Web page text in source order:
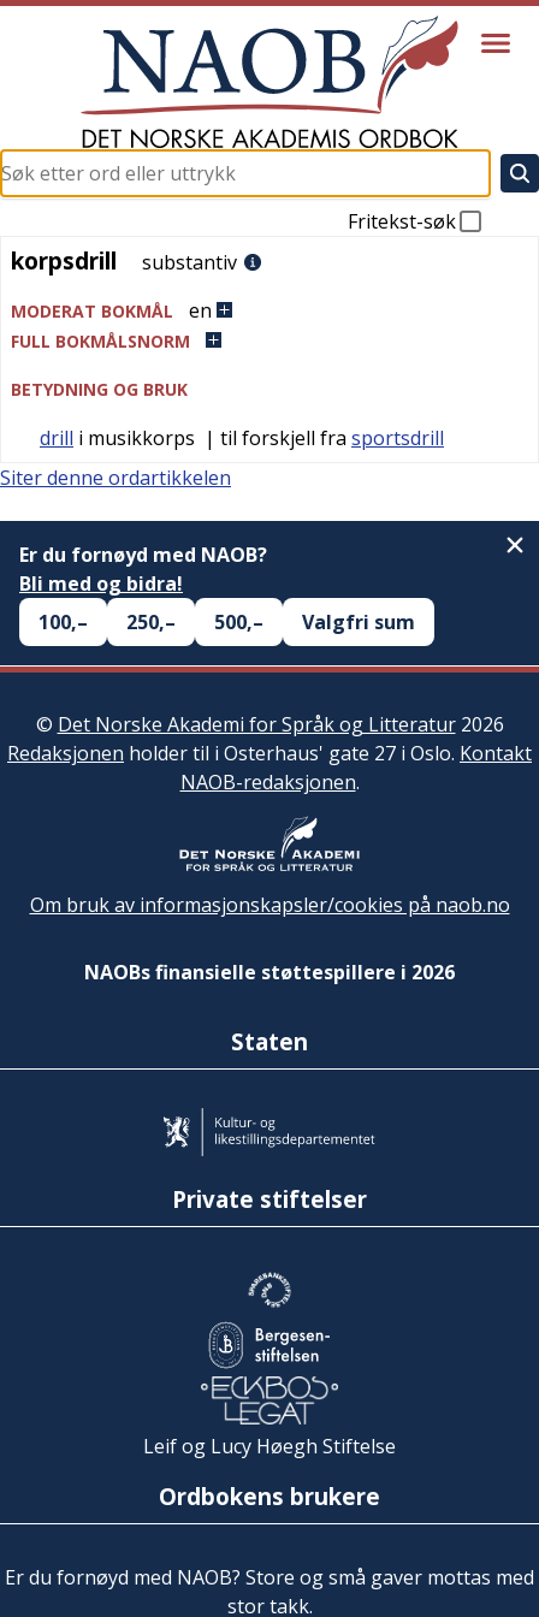
Fritekst-søk
korpsdrill
korpsdrill substantiv
MODERAT BOKMÅL en
FULL BOKMÅLSNORM
BETYDNING OG BRUK
drill i musikkorps | til forskjell fra sportsdrill
Siter denne ordartikkelen
Er du fornøyd med NAOB?
Bli med og bidra!
100,–
250,– 500,– Valgfri sum
© Det Norske Akademi for Språk og Litteratur2026
Redaksjonen holder til i Osterhaus' gate 27 i Oslo. Kontakt
NAOB-redaksjonen.
Om bruk av informasjonskapsler/cookies på naob.no
NAOBs finansielle støttespillere i 2026
Staten
Private stiftelser
Leif og Lucy Høegh Stiftelse
Ordbokens brukere
Er du fornøyd med NAOB? Store og små gaver mottas med
stor takk.